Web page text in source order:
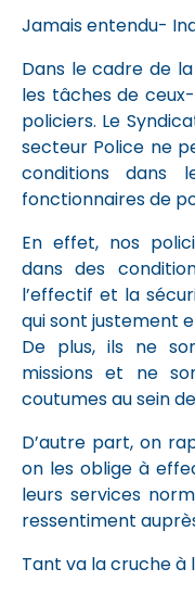
Jamais entendu-
Dans le cadre de
les tâches de
policiers. Le
secteur Police ne
conditions dans
fonctionnaires de
En effet, nos
dans des
l’effectif et la
qui sont justement
De plus, ils ne
missions et ne
coutumes au sein
D’autre part, on
on les oblige à
leurs services
ressentiment
Tant va la cruche à